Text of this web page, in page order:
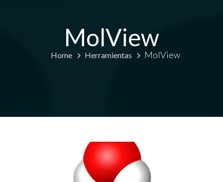
MolView
Home Herramientas MolView